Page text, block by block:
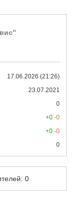
17.06.2026 (21:26)
23.07.2021
0
+0 -0
+0 -0
0
0